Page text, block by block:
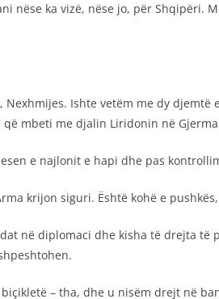
nëse ka vizë, nëse jo, për Shqipëri.
Ishte vetëm me dy
mbeti me djalin Liridonin në
e najlonit e hapi dhe pas
krijon siguri. Është kohë e
në diplomaci dhe kisha të drejta
– tha, dhe u nisëm drejt në